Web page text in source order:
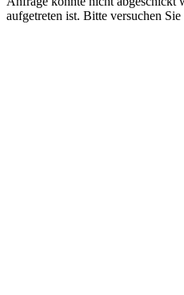
aufgetreten ist. Bitte versuchen Sie